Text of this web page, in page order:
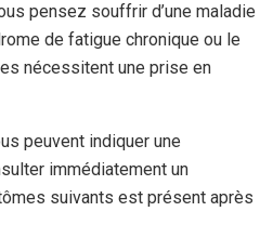
pensez souffrir d’une maladie
de fatigue chronique ou le
nécessitent une prise en
peuvent indiquer une
immédiatement un
suivants est présent après